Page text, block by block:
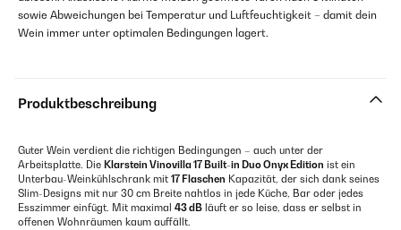
sowie Abweichungen bei Temperatur und Luftfeuchtigkeit – damit dein
Wein immer unter optimalen Bedingungen lagert.
Produktbeschreibung
Guter Wein verdient die richtigen Bedingungen – auch unter der
Arbeitsplatte. Die Klarstein Vinovilla 17 Built-in Duo Onyx Edition ist ein
Unterbau-Weinkühlschrank mit 17 Flaschen Kapazität, der sich dank seines
Slim-Designs mit nur 30 cm Breite nahtlos in jede Küche, Bar oder jedes
Esszimmer einfügt. Mit maximal 43 dB läuft er so leise, dass er selbst in
offenen Wohnräumen kaum auffällt.